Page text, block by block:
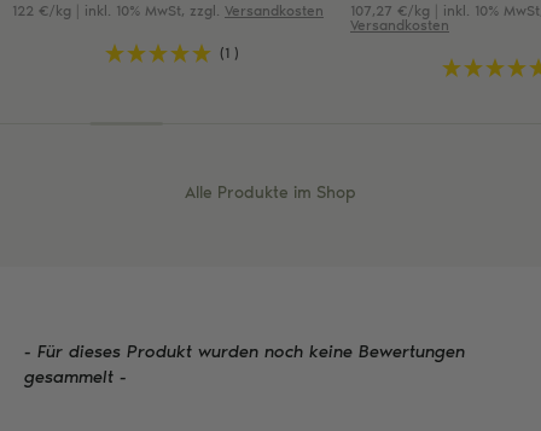
122 €/kg | inkl. 10% MwSt, zzgl. Versandkosten
(1 )
107,27 €/kg | inkl. 10%
Versandkosten
Alle Produkte im Shop
- Für dieses Produkt wurden noch keine Bewertungen
gesammelt -
New content loaded